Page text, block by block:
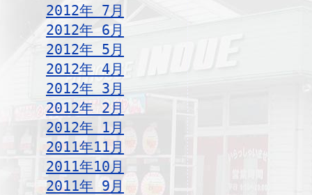
2012年 7月
2012年 6月
2012年 5月
2012年 4月
2012年 3月
2012年 2月
2012年 1月
2011年11月
2011年10月
2011年 9月